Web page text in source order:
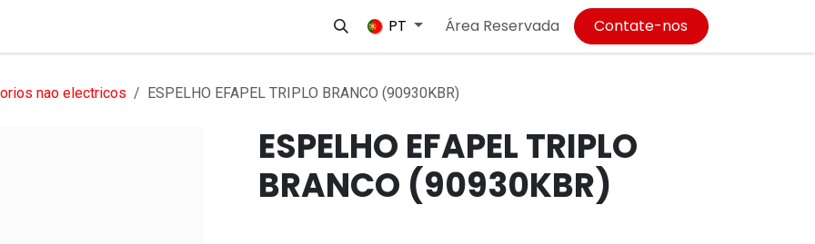
Empregos
PT Área Reservada Contate-nos
nao electricos ESPELHO EFAPEL TRIPLO BRANCO (90930KBR)
ESPELHO EFAPEL TRIPLO
BRANCO (90930KBR)